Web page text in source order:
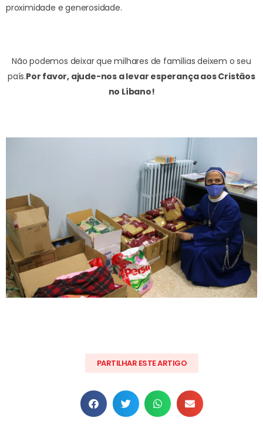
proximidade e generosidade.
Não podemos deixar que milhares de famílias deixem o seu
país.Por favor, ajude-nos a levar esperança aos Cristãos
no Líbano!
PARTILHAR ESTE ARTIGO